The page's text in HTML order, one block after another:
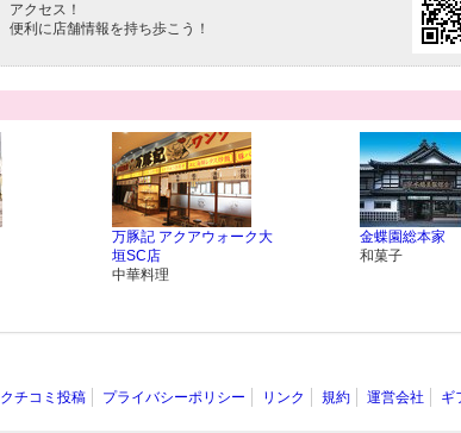
アクセス！
便利に店舗情報を持ち歩こう！
万豚記 アクアウォーク大
垣SC店
中華料理
金蝶園総本家
和菓子
クチコミ投稿 プライバシーポリシー リンク 規約 運営会社 ギ